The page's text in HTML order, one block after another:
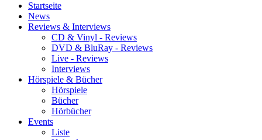
Startseite
News
Reviews & Interviews
CD & Vinyl - Reviews
DVD & BluRay - Reviews
Live - Reviews
Interviews
Hörspiele & Bücher
Hörspiele
Bücher
Hörbücher
Events
Liste